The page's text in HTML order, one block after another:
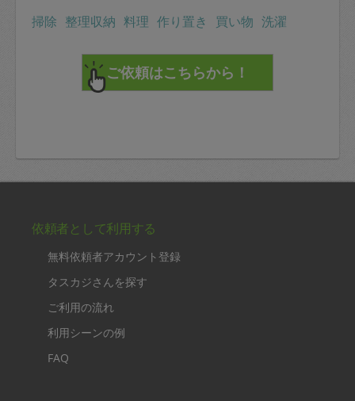
掃除 整理収納 料理 作り置き 買い物 洗濯
依頼者として利用する
無料依頼者アカウント登録
タスカジさんを探す
ご利用の流れ
利用シーンの例
FAQ